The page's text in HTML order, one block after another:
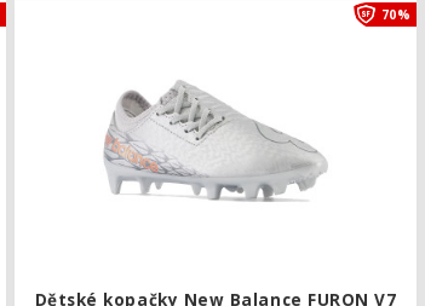
Dětské kopačky New Balance FURON V7
70%